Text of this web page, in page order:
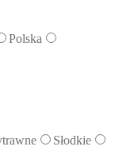
Polska
Słodkie